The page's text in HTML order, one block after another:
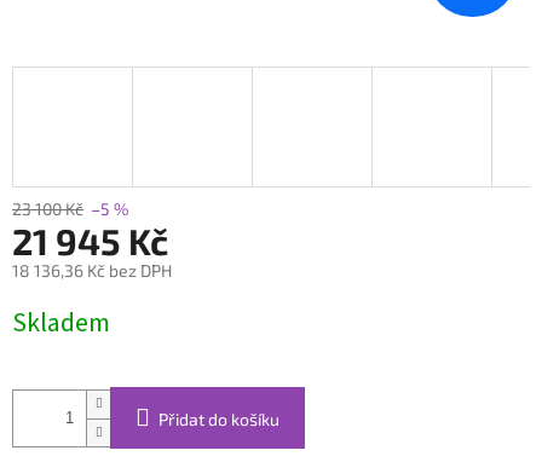
23 100 Kč –5 %
21 945 Kč
18 136,36 Kč bez DPH
cena:
Skladem
Přidat do košíku